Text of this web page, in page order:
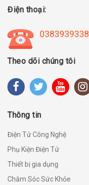
Điện thoại:
0383939338
Theo dõi chúng tôi
Thông tin
Điện Tử Công Nghệ
Phụ Kiện Điện Tử
Thiết bị gia dụng
Chăm Sóc Sức Khỏe